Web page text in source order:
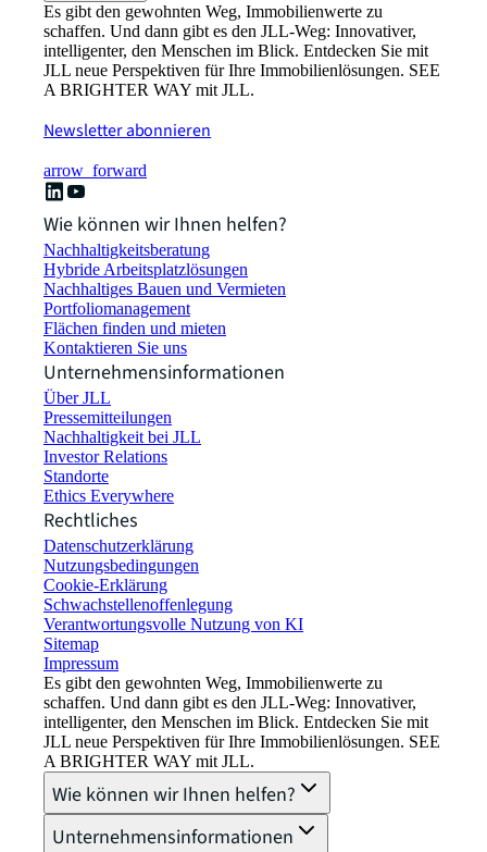
Es gibt den gewohnten Weg, Immobilienwerte zu
schaffen. Und dann gibt es den JLL-Weg: Innovativer,
intelligenter, den Menschen im Blick. Entdecken Sie mit
JLL neue Perspektiven für Ihre Immobilienlösungen. SEE
A BRIGHTER WAY mit JLL.
Newsletter abonnieren
arrow_forward
Wie können wir Ihnen helfen?
Nachhaltigkeitsberatung
Hybride Arbeitsplatzlösungen
Nachhaltiges Bauen und Vermieten
Portfoliomanagement
Flächen finden und mieten
Kontaktieren Sie uns
Unternehmensinformationen
Über JLL
Pressemitteilungen
Nachhaltigkeit bei JLL
Investor Relations
Standorte
Ethics Everywhere
Rechtliches
Datenschutzerklärung
Nutzungsbedingungen
Cookie-Erklärung
Schwachstellenoffenlegung
Verantwortungsvolle Nutzung von KI
Sitemap
Impressum​
Es gibt den gewohnten Weg, Immobilienwerte zu
schaffen. Und dann gibt es den JLL-Weg: Innovativer,
intelligenter, den Menschen im Blick. Entdecken Sie mit
JLL neue Perspektiven für Ihre Immobilienlösungen. SEE
A BRIGHTER WAY mit JLL.
Wie können wir Ihnen helfen?
Unternehmensinformationen